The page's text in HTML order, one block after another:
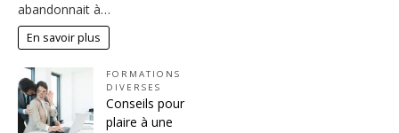
abandonnait à…
En savoir plus
FORMATIONS
DIVERSES
Conseils pour
plaire à une